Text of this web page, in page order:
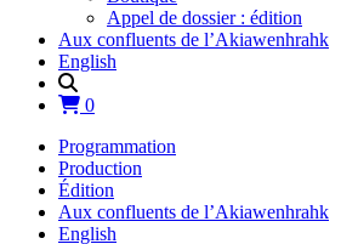
Appel de dossier : édition
Aux confluents de l’Akiawenhrahk
English
0
Programmation
Production
Édition
Aux confluents de l’Akiawenhrahk
English